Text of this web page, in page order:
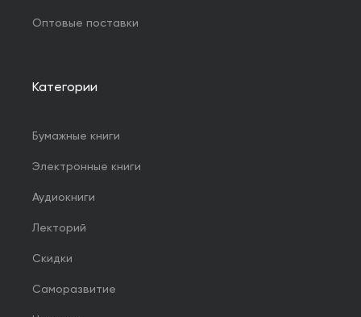
Оптовые поставки
Категории
Бумажные книги
Электронные книги
Аудиокниги
Лекторий
Скидки
Саморазвитие